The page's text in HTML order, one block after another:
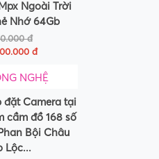
Ngoài Trời
Nhớ 64Gb
đ
đ
NGHỆ
đặt Camera tại
cầm đồ 168 số
Bội Châu
Lộc...